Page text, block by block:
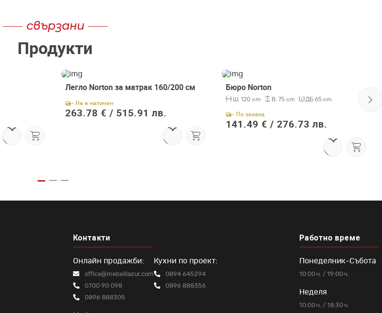
свързани
Продукти
Легло Norton за матрак 160/200 см
- Не е наличен
263.78 € / 515.91 лв.
Бюро Norton
Ш: 120 cm В: 75 cm ДБ:65 cm
- По заявка
141.49 € / 276.73 лв.
Контакти
Онлайн продажби:
office@mebelilazur.com
0700 90 098
0896 888305
Кухни по проект:
0894 645294
0896 888356
Работно време
Понеделник-Събота
10:00 ч. / 19:00 ч.
Неделя
10:00 ч. / 18:30 ч.